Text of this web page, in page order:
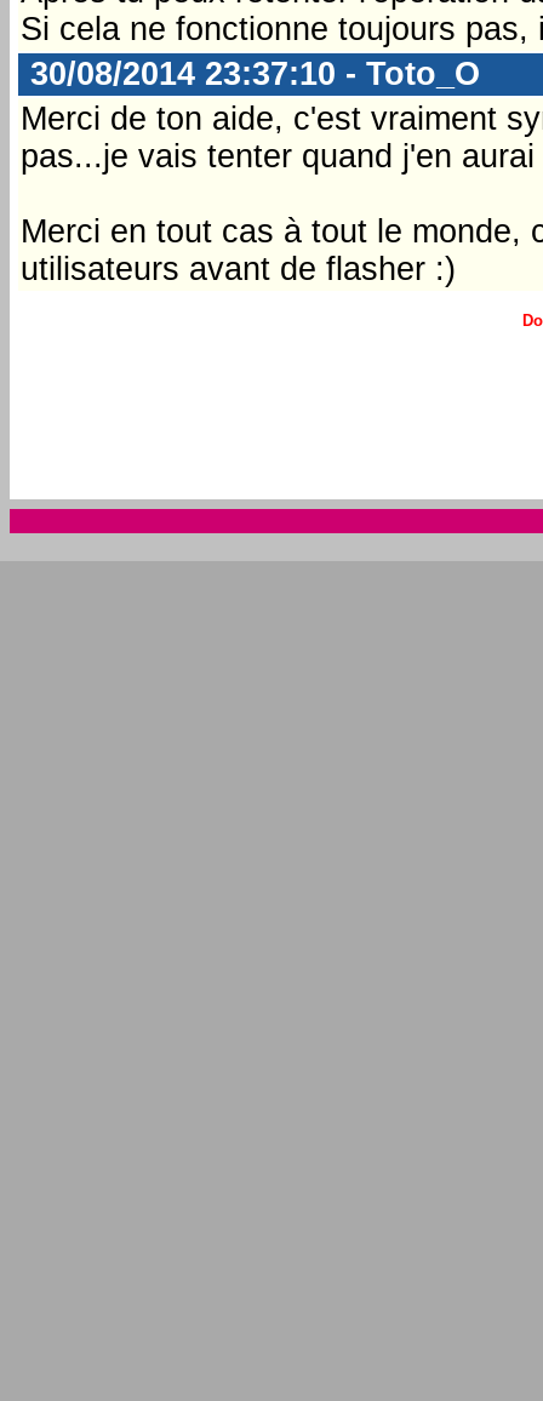
Si cela ne fonctionne toujours
30/08/2014 23:37:10 - Toto_O
Merci de ton aide, c'est vraiment
pas...je vais tenter quand j'en
Merci en tout cas à tout le monde,
utilisateurs avant de flasher :)